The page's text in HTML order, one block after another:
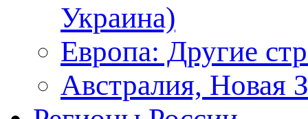
Украина)
Европа: Другие
Австралия, Новая